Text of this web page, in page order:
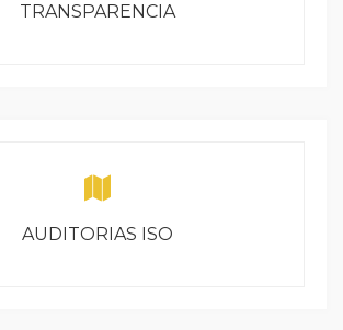
TRANSPARENCIA
AUDITORIAS ISO